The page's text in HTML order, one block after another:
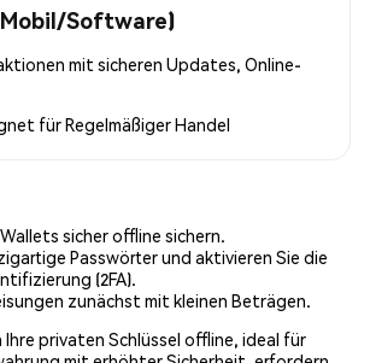
Software)
mit sicheren Updates, Online-
fürRegelmäßiger Handel
sicher offline sichern.
Passwörter und aktivieren Sie die
(2FA).
zunächst mit kleinen Beträgen.
privaten Schlüssel offline, ideal für